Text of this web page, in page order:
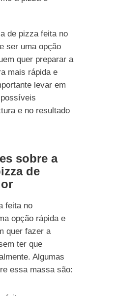
de pizza feita no
ser uma opção
quer preparar a
mais rápida e
levar em
e no resultado
sobre a
de
feita no
opção rápida e
quer fazer a
ter que
Algumas
essa massa são: